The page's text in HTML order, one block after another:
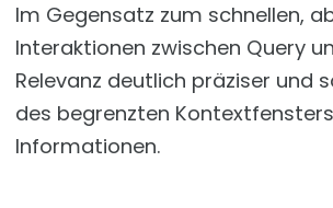
Im Gegensatz zum schnellen,
Interaktionen zwischen Query
Relevanz deutlich präziser und
des begrenzten
Informationen.